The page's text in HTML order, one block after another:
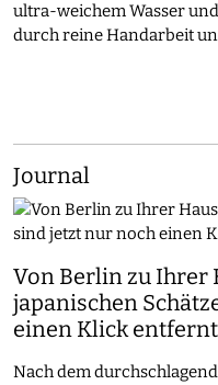
ultra-weichem Wasser
durch reine Handarbeit
Journal
Von Berlin zu Ihrer
japanischen
einen Klick entfernt
Nach dem